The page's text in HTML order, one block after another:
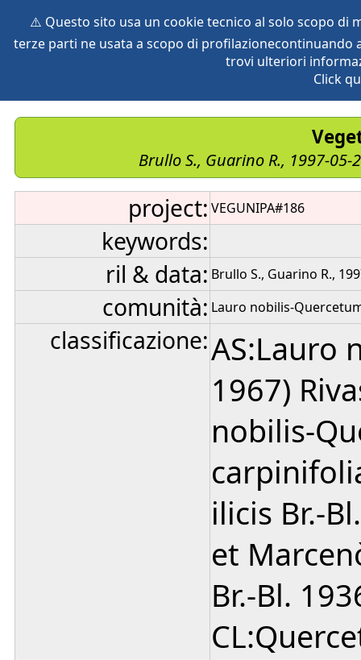
⚠️ Questo sito usa un cookie tecnico al solo scopo di
terze parti ne usata a scopo di
trovi ulteriori
Click
vegetation global db
Brullo S., Guarino R., 1997-05-
project: VEGUNIPA#186
keywords:
ril & data: Brullo S., Guarino R.,
comunità: Lauro nobilis-
classificazione:AS:Lauro
1967)
nobilis-
ilicis Br.-
et
Br.-Bl.